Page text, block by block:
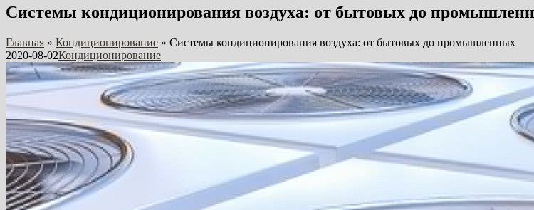
Системы кондиционирования воздуха: от бытовых до
Главная » Кондиционирование » Системы кондиционирования воздуха: от бытовых до промышленных
2020-08-02Кондиционирование